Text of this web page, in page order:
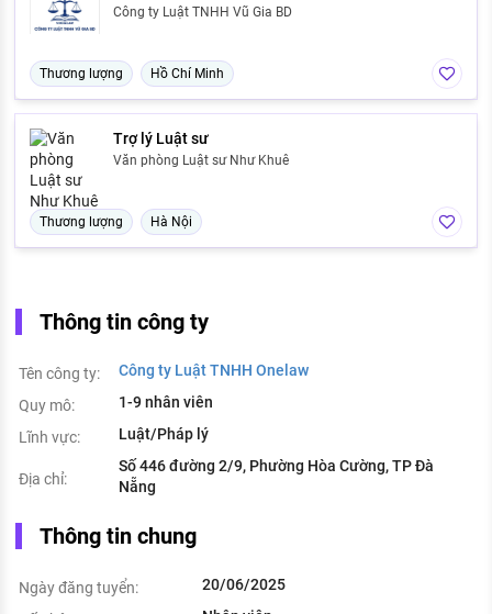
Công ty Luật TNHH Vũ Gia BD
Thương lượng Hồ Chí Minh
Trợ lý Luật sư
Văn phòng Luật sư Như Khuê
Thương lượng Hà Nội
Thông tin công ty
Tên công ty:
Công ty Luật TNHH Onelaw
Quy mô:
1-9 nhân viên
Lĩnh vực:
Luật/Pháp lý
Địa chỉ:
Số 446 đường 2/9, Phường Hòa Cường, TP Đà
Nẵng
Thông tin chung
Ngày đăng tuyển:
20/06/2025